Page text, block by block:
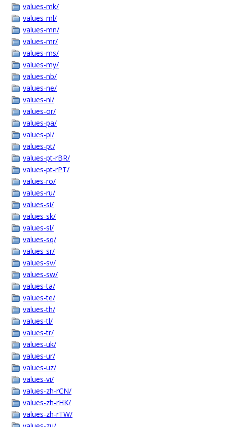
values-mk/
values-ml/
values-mn/
values-mr/
values-ms/
values-my/
values-nb/
values-ne/
values-nl/
values-or/
values-pa/
values-pl/
values-pt/
values-pt-rBR/
values-pt-rPT/
values-ro/
values-ru/
values-si/
values-sk/
values-sl/
values-sq/
values-sr/
values-sv/
values-sw/
values-ta/
values-te/
values-th/
values-tl/
values-tr/
values-uk/
values-ur/
values-uz/
values-vi/
values-zh-rCN/
values-zh-rHK/
values-zh-rTW/